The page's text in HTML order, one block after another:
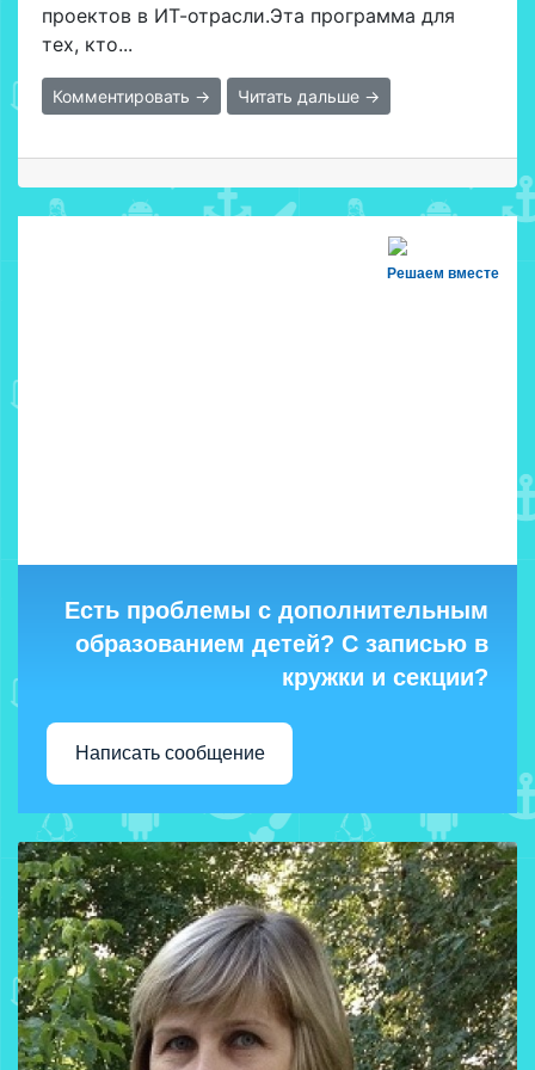
проектов в ИТ-отрасли.Эта программа для
тех, кто...
Комментировать → Читать дальше →
Решаем вместе
Есть проблемы с дополнительным
образованием детей? С записью в
кружки и секции?
Написать сообщение